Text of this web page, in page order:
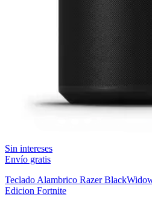
Cargador Inalambrico UGreen Uno
Station 15W Qi2 Robot - Negro
$4,099.00
Sin intereses
Envío gratis
Teclado Alambrico Razer
Edicion Fortnite